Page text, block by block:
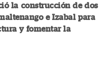
la construcción de dos
e Izabal para
y fomentar la